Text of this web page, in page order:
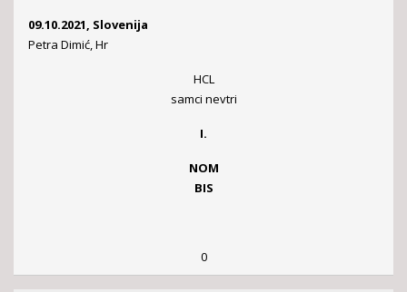
09.10.2021, Slovenija
Petra Dimić, Hr
HCL
samci nevtri
I.
NOM
BIS
0